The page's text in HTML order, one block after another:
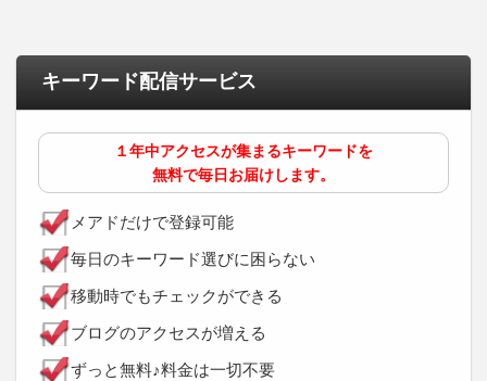
キーワード配信サービス
１年中アクセスが集まるキーワードを
無料で毎日お届けします。
メアドだけで登録可能
毎日のキーワード選びに困らない
移動時でもチェックができる
ブログのアクセスが増える
ずっと無料♪料金は一切不要